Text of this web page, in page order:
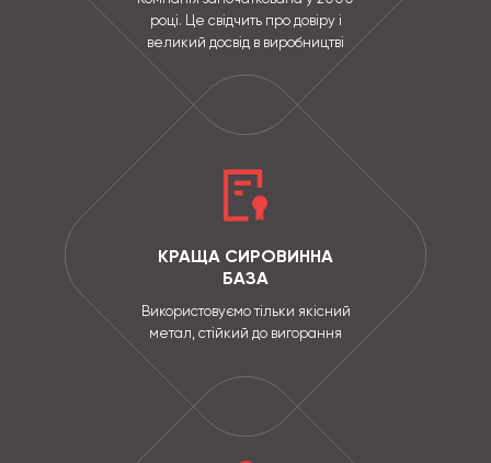
році. Це свідчить про довіру і
великий досвід в виробництві
КРАЩА СИРОВИННА
БАЗА
Використовуємо тільки якісний
метал, стійкий до вигорання